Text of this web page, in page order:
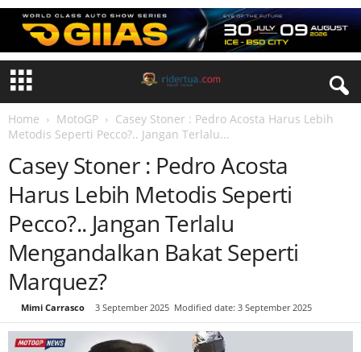
Home MotoGP
Casey Stoner : Pedro Acosta Harus Lebih
Metodis Seperti Pecco?.. Jangan Terlalu...
Casey Stoner : Pedro Acosta
Harus Lebih Metodis Seperti
Pecco?.. Jangan Terlalu
Mengandalkan Bakat Seperti
Marquez?
Mimi Carrasco 3 September 2025 Modified date: 3 September 2025